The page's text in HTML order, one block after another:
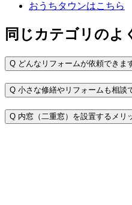
おうちタウンはこちら
同じカテゴリのよ
Q どんなリフォームが依頼できま
Q 小さな修繕やリフォームも相談
Q 内窓（二重窓）を設置するメリ